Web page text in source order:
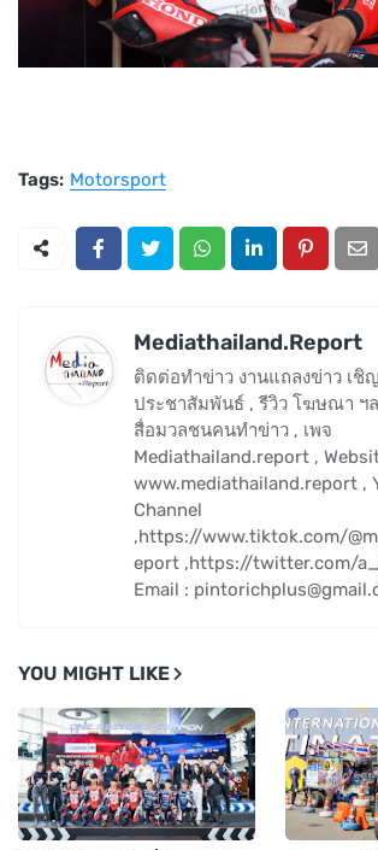
Tags: Motorsport
Mediathailand.Report
ติดต่อทำข่าว งานแถลงข่าว เชิ
ประชาสัมพันธ์ , รีวิว โฆษณา ฯ
สื่อมวลชนคนทำข่าว , เพจ
Mediathailand.report ,
www.mediathailand.report ,
Channel
,https://www.tiktok.com/
eport ,https://twitter.com/
Email :
YOU MIGHT LIKE